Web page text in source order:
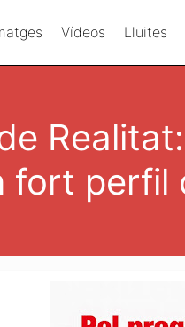
Vídeos Lluites
fort perfil